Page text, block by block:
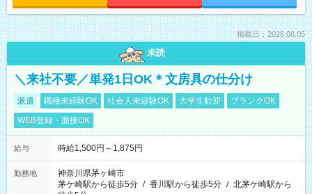
掲載日：2026.08.05
未読
＼来社不要／単発1日OK＊文房具の仕分け
派遣 職種未経験OK 社会人未経験OK 大学生歓迎
ブランクOK
WEB登録・面接OK
給与 時給1,500円～1,875円
勤務地
神奈川県茅ヶ崎市
茅ケ崎駅から徒歩5分 / 香川駅から徒歩5分 / 北茅ケ崎駅から